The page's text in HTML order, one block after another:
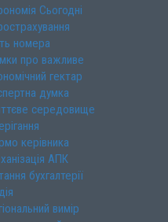
Сьогодні
номера
про важливе
гектар
думка
середовище
керівника
АПК
бухгалтерії
вимір